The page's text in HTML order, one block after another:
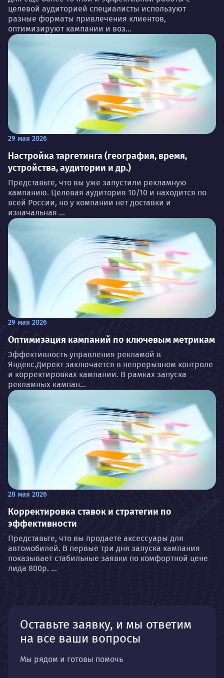
целевой аудиторией специалисты используют
разные форматы привлечения клиентов,
оптимизируют кампании и воз...
29 мая 2026
Настройка таргетинга (география, время,
устройства, аудитории и др.)
Представьте, что вы уже запустили рекламную
кампанию. Целевая аудитория 10/10 и находится по
всей России, но у компании нет доставки и
изначальная ...
29 мая 2026
Оптимизация кампаний по ключевым метрикам
Эффективность управления рекламой в
Яндекс.Директ заключается в непрерывном контроле
и корректировках кампании. В рамках запуска
рекламных кампан...
28 мая 2026
Корректировка ставок и стратегии по
эффективности
Представьте, что вы продаете аксессуары для
автомобилей. В первые три дня запуска кампания
показывает стабильные заявки по комфортной цене
лида 800р. ...
Оставьте заявку, и мы ответим
на все ваши вопросы
Мы рядом и готовы помочь